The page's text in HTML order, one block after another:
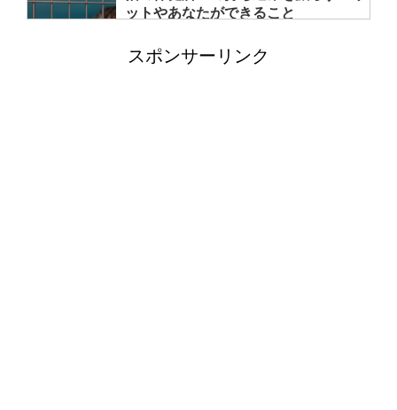
ットやあなたができること
スポンサーリンク